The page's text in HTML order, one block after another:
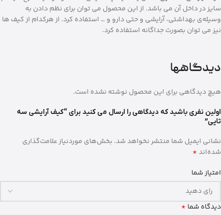
سایز در داخل آن می باشد. از این محصول می توان برای نظم دادن به
وسیله‌ی بهداشتی، آرایشی و حتی دارو و … استفاده کرد. از هرکدام از کیف ها
نیز می توان بصورت جداگانه استفاده کرد.
دیدگاهها
هیچ دیدگاهی برای این محصول نوشته نشده است.
اولین نفری باشید که دیدگاهی را ارسال می کنید برای “کیف آرایشی سه
تایی”
نشانی ایمیل شما منتشر نخواهد شد. بخش‌های موردنیاز علامت‌گذاری
شده‌اند*
امتیاز شما
دیدگاه شما *